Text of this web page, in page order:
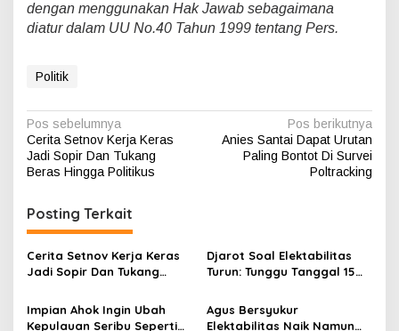
dengan menggunakan Hak Jawab sebagaimana
diatur dalam UU No.40 Tahun 1999 tentang Pers.
Politik
N
a
v
i
g
a
s
i
Pos sebelumnya
Cerita Setnov Kerja Keras
Jadi Sopir Dan Tukang
Beras Hingga Politikus
Pos berikutnya
Anies Santai Dapat Urutan
Paling Bontot Di Survei
Poltracking
Posting Terkait
Cerita Setnov Kerja Keras
Jadi Sopir Dan Tukang
Djarot Soal Elektabilitas
Turun: Tunggu Tanggal 15
Impian Ahok Ingin Ubah
Kepulauan Seribu Seperti
Agus Bersyukur
Elektabilitas Naik Namun